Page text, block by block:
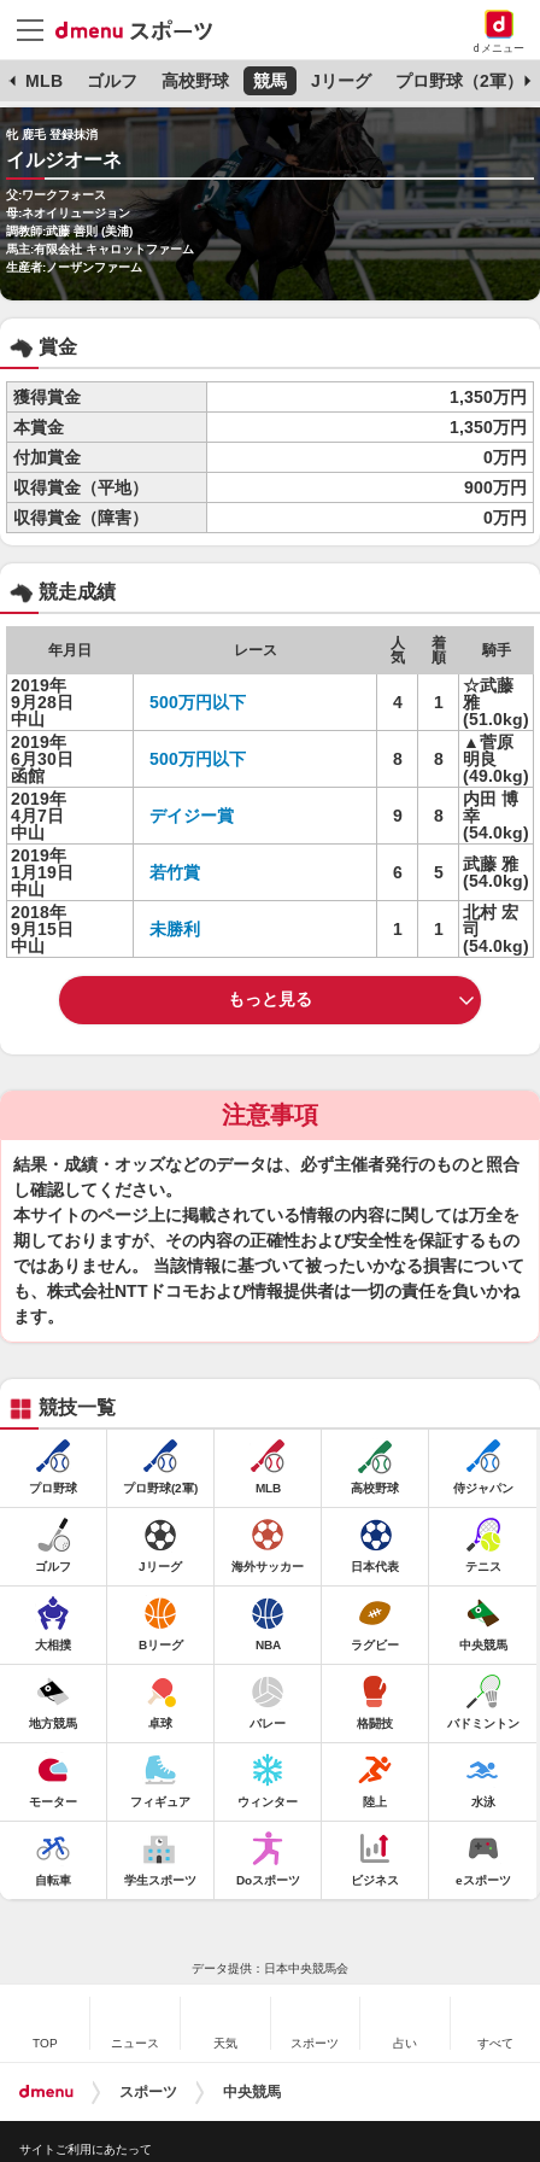
dメニュー
MLB ゴルフ 高校野球 競馬 Jリーグ プロ野球（2軍）
牝 鹿毛 登録抹消
イルジオーネ
父:ワークフォース
母:ネオイリュージョン
調教師:武藤 善則 (美浦)
馬主:有限会社 キャロットファーム
生産者:ノーザンファーム
賞金
獲得賞金
1,350万円
本賞金
1,350万円
付加賞金
0万円
収得賞金（平地）
900万円
収得賞金（障害）
0万円
競走成績
年月日 レース
人
気
着
順
騎手
2019年
9月28日
中山
500万円以下 4 1
☆武藤
雅
(51.0kg)
2019年
6月30日
函館
500万円以下 8 8
▲菅原
明良
(49.0kg)
2019年
4月7日
中山
デイジー賞 9 8
内田 博
幸
(54.0kg)
2019年
1月19日
中山
若竹賞 6 5
武藤 雅
(54.0kg)
2018年
9月15日
中山
未勝利 1 1
北村 宏
司
(54.0kg)
もっと見る
注意事項
結果・成績・オッズなどのデータは、必ず主催者発行のものと照合
し確認してください。
本サイトのページ上に掲載されている情報の内容に関しては万全を
期しておりますが、その内容の正確性および安全性を保証するもの
ではありません。 当該情報に基づいて被ったいかなる損害について
も、株式会社NTTドコモおよび情報提供者は一切の責任を負いかね
ます。
競技一覧
プロ野球 プロ野球(2軍) MLB 高校野球 侍ジャパン
ゴルフ Jリーグ 海外サッカー 日本代表 テニス
大相撲 Bリーグ NBA ラグビー 中央競馬
地方競馬 卓球 バレー 格闘技 バドミントン
モーター フィギュア ウィンター 陸上 水泳
自転車 学生スポーツ Doスポーツ ビジネス eスポーツ
データ提供：日本中央競馬会
TOP ニュース 天気 スポーツ 占い すべて
スポーツ 中央競馬
サイトご利用にあたって